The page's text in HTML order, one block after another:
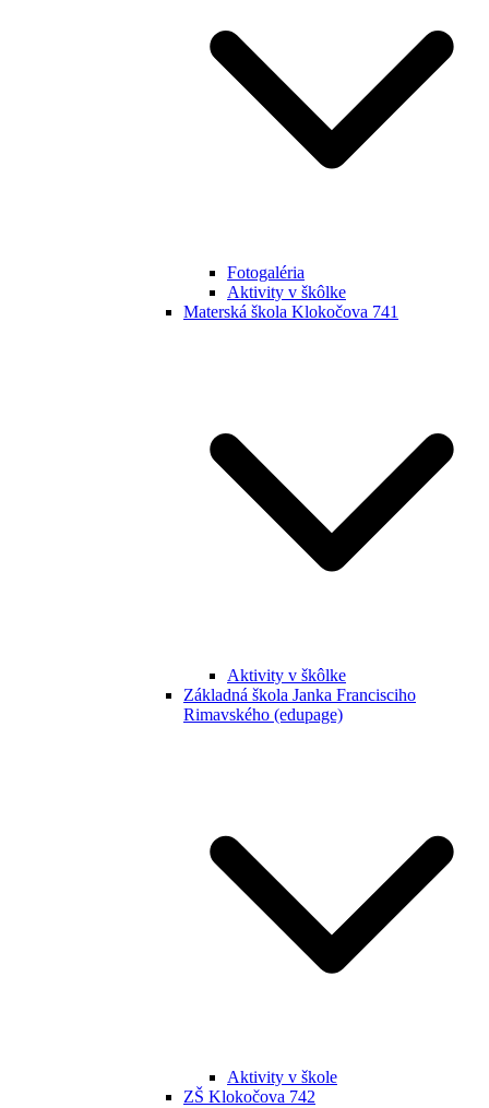
Fotogaléria
Aktivity v škôlke
Materská škola Klokočova 741
Aktivity v škôlke
Základná škola Janka Francisciho
Rimavského (edupage)
Aktivity v škole
ZŠ Klokočova 742